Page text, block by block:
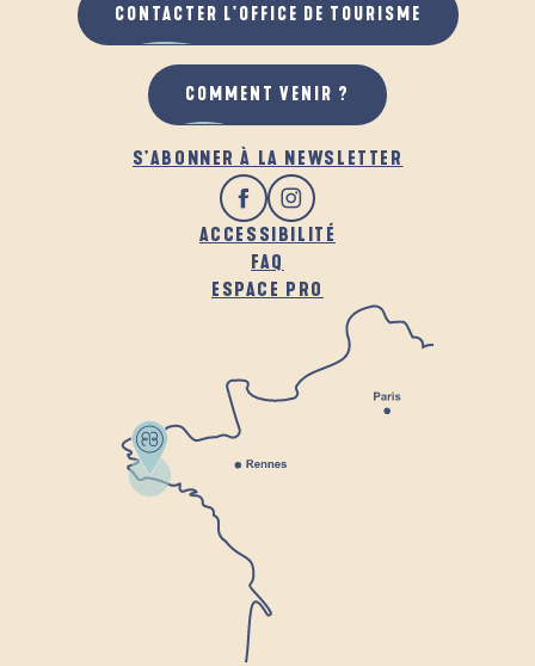
AU GRAND AIR
S'ABONNER À LA NEWSLETTER
ACCESSIBILITÉ
FAQ
ESPACE PRO
CONTACTER L'OFFICE DE TOURISME
COMMENT VENIR ?